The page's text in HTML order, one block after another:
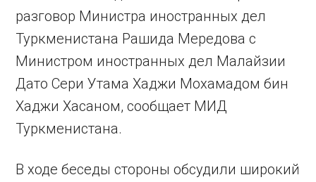
разговор Министра иностранных дел
Туркменистана Рашида Мередова с
Министром иностранных дел Малайзии
Дато Сери Утама Хаджи Мохамадом бин
Хаджи Хасаном, сообщает МИД
Туркменистана.
В ходе беседы стороны обсудили широкий